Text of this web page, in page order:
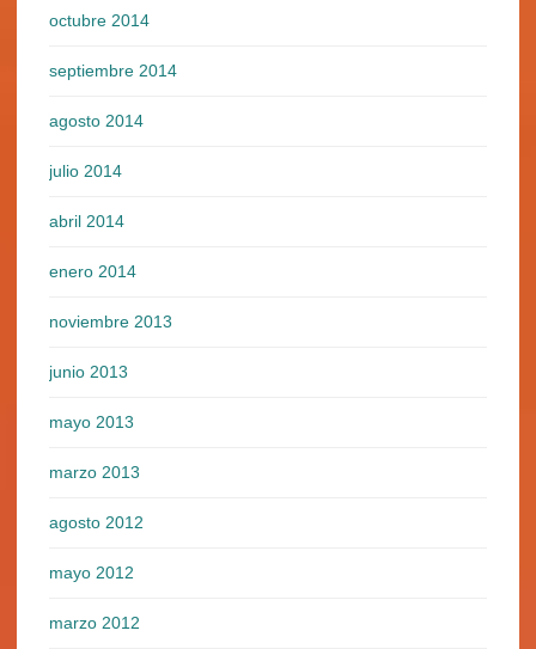
octubre 2014
septiembre 2014
agosto 2014
julio 2014
abril 2014
enero 2014
noviembre 2013
junio 2013
mayo 2013
marzo 2013
agosto 2012
mayo 2012
marzo 2012